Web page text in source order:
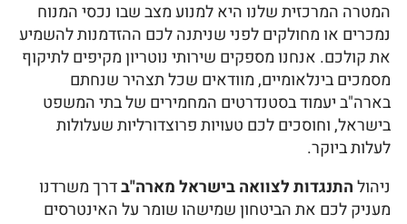
המטרה המרכזית שלנו היא למנוע מצב שבו נכסי המנוח
נמכרים או מחולקים לפני שניתנה לכם ההזדמנות להשמיע
את קולכם. אנחנו מספקים שירותי נוטריון מקיפים לתיקוף
מסמכים בינלאומיים, מוודאים שכל תצהיר שנחתם
בארה"ב יעמוד בסטנדרטים המחמירים של בתי המשפט
בישראל, וחוסכים לכם טעויות פרוצדורליות שעלולות
לעלות ביוקר.
ניהולהתנגדות לצוואה בישראל מארה"בדרך משרדנו
מעניק לכם את הביטחון שמישהו שומר על האינטרסים